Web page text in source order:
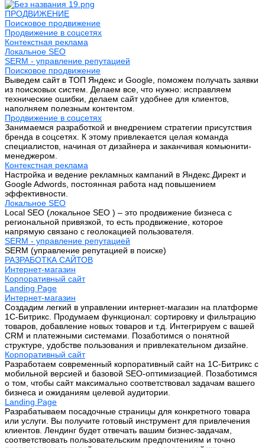
ПРОДВИЖЕНИЕ
Поисковое продвижение
Продвижение в соцсетях
Контекстная реклама
Локальное SEO
SERM - управление репутацией
Поисковое продвижение
Выведем сайт в ТОП Яндекс и Google, поможем получать заявки
из поисковых систем. Делаем все, что нужно: исправляем
технические ошибки, делаем сайт удобнее для клиентов,
наполняем полезным контентом.
Продвижение в соцсетях
Занимаемся разработкой и внедрением стратегии присутствия
бренда в соцсетях. К этому привлекается целая команда
специалистов, начиная от дизайнера и заканчивая комьюнити-
менеджером.
Контекстная реклама
Настройка и ведение рекламных кампаний в Яндекс.Директ и
Google Adwords, постоянная работа над повышением
эффективности.
Локальное SEO
Local SEO (локальное SEO ) – это продвижение бизнеса с
региональной привязкой, то есть продвижение, которое
напрямую связано с геолокацией пользователя.
SERM - управление репутацией
SERM (управление репутацией в поиске)
РАЗРАБОТКА САЙТОВ
Интернет-магазин
Корпоративный сайт
Landing Page
Интернет-магазин
Создадим легкий в управлении интернет-магазин на платформе
1С-Битрикс. Продумаем функционал: сортировку и фильтрацию
товаров, добавление новых товаров и т.д. Интегрируем с вашей
CRM и платежными системами. Позаботимся о понятной
структуре, удобстве пользования и привлекательном дизайне.
Корпоративный сайт
Разработаем современный корпоративный сайт на 1С-Битрикс с
мобильной версией и базовой SEO-оптимизацией. Позаботимся
о том, чтобы сайт максимально соответствовал задачам вашего
бизнеса и ожиданиям целевой аудитории.
Landing Page
Разрабатываем посадочные страницы для конкретного товара
или услуги. Вы получите готовый инструмент для привлечения
клиентов. Лендинг будет отвечать вашим бизнес-задачам,
соответствовать пользовательским предпочтениям и точно